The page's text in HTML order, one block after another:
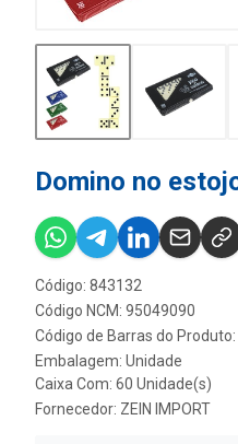
Domino no
Código: 843132
Código NCM: 95049090
Código de Barras do
Embalagem: Unidade
Caixa Com: 60 Unidade(s)
Fornecedor: ZEIN IMPORT